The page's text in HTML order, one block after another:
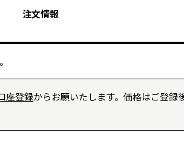
注文情報
座登録からお願いたします。価格はご登録